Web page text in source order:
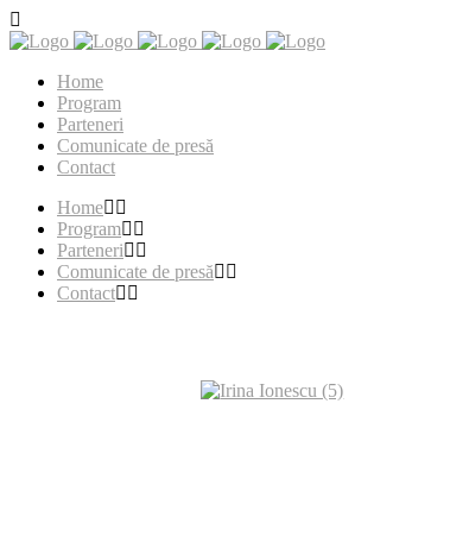
Home
Program
Parteneri
Comunicate de presă
Contact
Home
Program
Parteneri
Comunicate de presă
Contact